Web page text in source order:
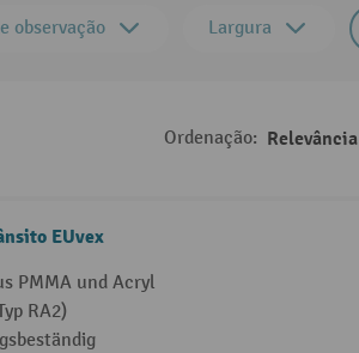
observação Largura
Ordenação: Relevância
EUvex
PMMA und Acryl
RA2)